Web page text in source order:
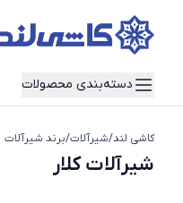
دسته‌بندی محصولات
کاشی لند/شیرآلات/برند شیرآلات
شیرآلات کلار